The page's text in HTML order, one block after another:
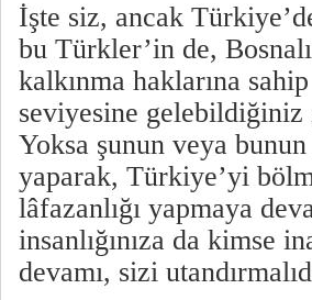
İşte siz, ancak
bu Türkler’in de,
kalkınma haklarına
seviyesine
Yoksa şunun veya
yaparak, Türkiye’yi
lâfazanlığı yapmaya
insanlığınıza da kimse
devamı, sizi